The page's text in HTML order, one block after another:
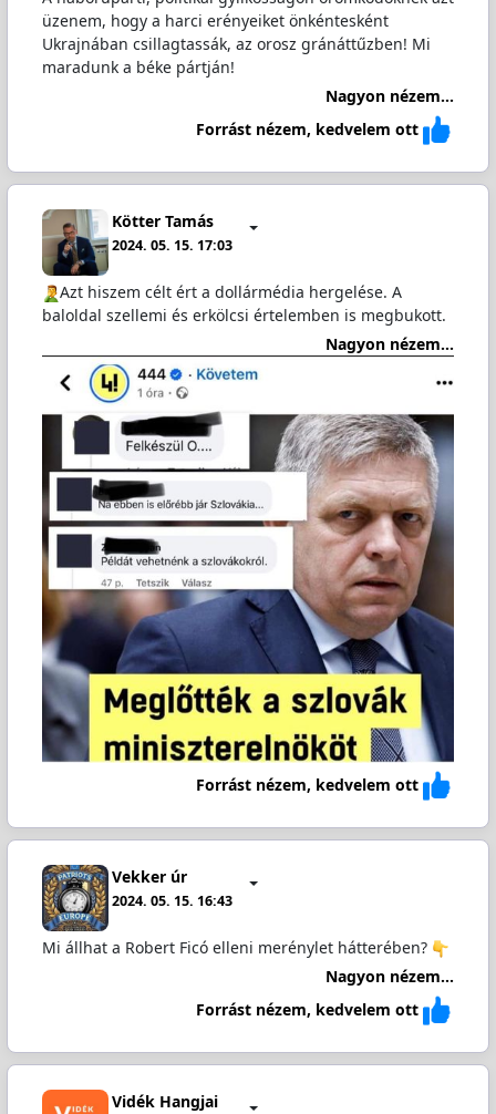
üzenem, hogy a harci erényeiket önkéntesként
Ukrajnában csillagtassák, az orosz gránáttűzben! Mi
maradunk a béke pártján!
Nagyon nézem...
Forrást nézem, kedvelem ott
Kötter Tamás
2024. 05. 15. 17:03
️Azt hiszem célt ért a dollármédia hergelése. A
baloldal szellemi és erkölcsi értelemben is megbukott.
Nagyon nézem...
Forrást nézem, kedvelem ott
Vekker úr
2024. 05. 15. 16:43
Mi állhat a Robert Ficó elleni merénylet hátterében?
Nagyon nézem...
Forrást nézem, kedvelem ott
Vidék Hangjai